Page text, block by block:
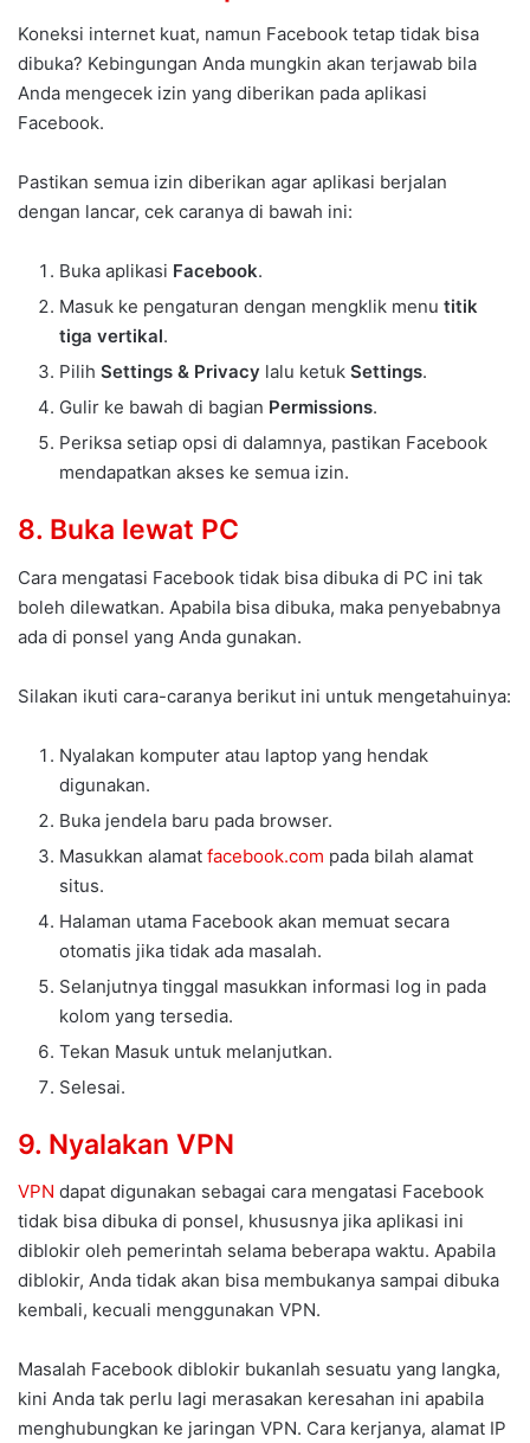
Koneksi internet kuat, namun Facebook tetap tidak bisa
dibuka? Kebingungan Anda mungkin akan terjawab bila
Anda mengecek izin yang diberikan pada aplikasi
Facebook.
Pastikan semua izin diberikan agar aplikasi berjalan
dengan lancar, cek caranya di bawah ini:
Buka aplikasi Facebook.
Masuk ke pengaturan dengan mengklik menu titik
tiga vertikal.
Pilih Settings & Privacy lalu ketuk Settings.
Gulir ke bawah di bagian Permissions.
Periksa setiap opsi di dalamnya, pastikan Facebook
mendapatkan akses ke semua izin.
8. Buka lewat PC
Cara mengatasi Facebook tidak bisa dibuka di PC ini tak
boleh dilewatkan. Apabila bisa dibuka, maka penyebabnya
ada di ponsel yang Anda gunakan.
Silakan ikuti cara-caranya berikut ini untuk mengetahuinya:
Nyalakan komputer atau laptop yang hendak
digunakan.
Buka jendela baru pada browser.
Masukkan alamat facebook.com pada bilah alamat
situs.
Halaman utama Facebook akan memuat secara
otomatis jika tidak ada masalah.
Selanjutnya tinggal masukkan informasi log in pada
kolom yang tersedia.
Tekan Masuk untuk melanjutkan.
Selesai.
9. Nyalakan VPN
VPN dapat digunakan sebagai cara mengatasi Facebook
tidak bisa dibuka di ponsel, khususnya jika aplikasi ini
diblokir oleh pemerintah selama beberapa waktu. Apabila
diblokir, Anda tidak akan bisa membukanya sampai dibuka
kembali, kecuali menggunakan VPN.
Masalah Facebook diblokir bukanlah sesuatu yang langka,
kini Anda tak perlu lagi merasakan keresahan ini apabila
menghubungkan ke jaringan VPN. Cara kerjanya, alamat IP